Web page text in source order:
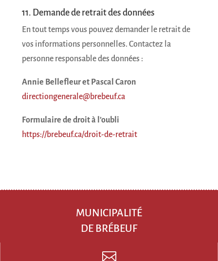
11. Demande de retrait des données
En tout temps vous pouvez demander le retrait de
vos informations personnelles. Contactez la
personne responsable des données :
Annie Bellefleur et Pascal Caron
directiongenerale@brebeuf.ca
Formulaire de droit à l’oubli
https://brebeuf.ca/droit-de-retrait
MUNICIPALITÉ
DE BRÉBEUF
